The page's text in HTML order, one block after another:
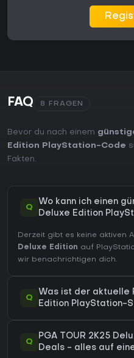
FAQ 8 FRAGEN
Bevor du nach einem
Edition PlayStation-Code
Fakten.
Q
Wo kann ich einen
Deluxe Edition
Derzeit gibt es keine aktiven
Deluxe Edition auf
wir benachrichtigen dich.
Q
Was ist der aktuelle
Edition PlayStation-
Q
PGA TOUR 2K25
Deals - alles auf